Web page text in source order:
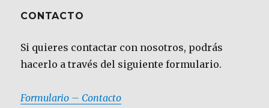
CONTACTO
Si quieres contactar con nosotros, podrás
hacerlo a través del siguiente formulario.
Formulario – Contacto